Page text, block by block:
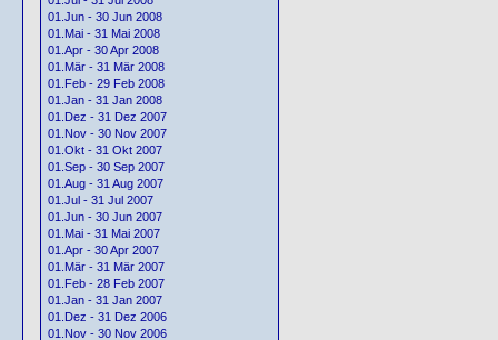
01.Jun - 30 Jun 2008
01.Mai - 31 Mai 2008
01.Apr - 30 Apr 2008
01.Mär - 31 Mär 2008
01.Feb - 29 Feb 2008
01.Jan - 31 Jan 2008
01.Dez - 31 Dez 2007
01.Nov - 30 Nov 2007
01.Okt - 31 Okt 2007
01.Sep - 30 Sep 2007
01.Aug - 31 Aug 2007
01.Jul - 31 Jul 2007
01.Jun - 30 Jun 2007
01.Mai - 31 Mai 2007
01.Apr - 30 Apr 2007
01.Mär - 31 Mär 2007
01.Feb - 28 Feb 2007
01.Jan - 31 Jan 2007
01.Dez - 31 Dez 2006
01.Nov - 30 Nov 2006